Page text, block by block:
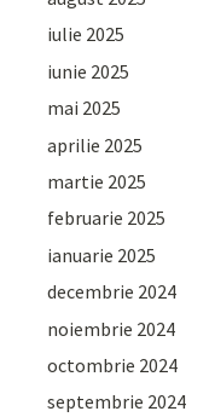
iulie 2025
iunie 2025
mai 2025
aprilie 2025
martie 2025
februarie 2025
ianuarie 2025
decembrie 2024
noiembrie 2024
octombrie 2024
septembrie 2024